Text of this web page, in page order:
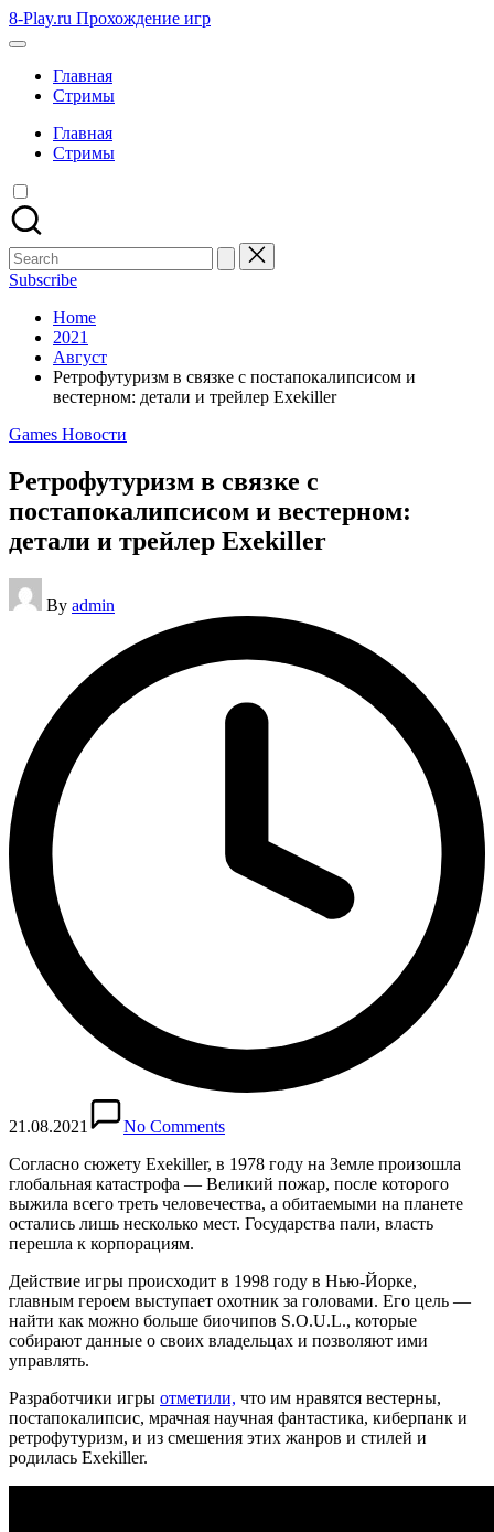
Skip
to
8-Play.ru Прохождение игр
Главная
Стримы
Главная
Стримы
Search
for:
Subscribe
Home
2021
Август
Ретрофутуризм в связке с постапокалипсисом и
вестерном: детали и трейлер Exekiller
Posted
Games Новости
Ретрофутуризм в связке с
постапокалипсисом и вестерном:
детали и трейлер Exekiller
Posted
by
By admin
21.08.2021
No Comments
Согласно сюжету Exekiller, в 1978 году на Земле произошла
глобальная катастрофа — Великий пожар, после которого
выжила всего треть человечества, а обитаемыми на планете
остались лишь несколько мест. Государства пали, власть
перешла к корпорациям.
Действие игры происходит в 1998 году в Нью-Йорке,
главным героем выступает охотник за головами. Его цель —
найти как можно больше биочипов S.O.U.L., которые
собирают данные о своих владельцах и позволяют ими
управлять.
Разработчики игры отметили, что им нравятся вестерны,
постапокалипсис, мрачная научная фантастика, киберпанк и
ретрофутуризм, и из смешения этих жанров и стилей и
родилась Exekiller.